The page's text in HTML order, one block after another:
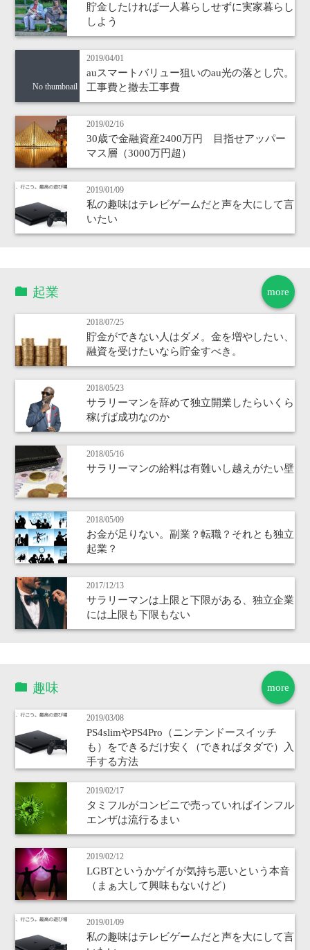
貯金したければ一人暮らしせずに実家暮らし
しよう
No thumbnail
2019/04/01
auスマートバリュー狙いのau光の落とし穴。
工事費と撤去工事費
2019/02/16
30歳で金融資産2400万円 目指せアッパー
マス層（3000万円超）
2019/01/09
私の趣味はテレビゲームだと声を大にして言
いたい
more
起業
2018/07/25
貯金ができない人はダメ。金を増やしたい、
融資を受けたいなら貯金すべき。
2018/05/23
サラリーマンを辞めて独立開業したらいくら
稼げば成功なのか
2018/05/16
サラリーマンの給料は有難いし越えがたい壁
2018/05/09
お金が足りない。副業？転職？それとも独立
起業？
2017/12/13
サラリーマンは上限と下限がある、独立企業
には上限も下限もない
more
趣味
2019/03/08
PS4slimやPS4Pro（ニンテンドースイッチ
も）をできるだけ安く（できればタダで）入
手する方法
2019/02/17
タミフルがコンビニで売っていればインフル
エンザは流行るまい
2019/02/12
LGBTというかゲイが気持ち悪いという本音
（まぁ大して興味もないけど）
2019/01/09
私の趣味はテレビゲームだと声を大にして言